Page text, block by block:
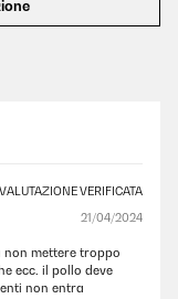
VALUTAZIONE VERIFICATA
21/04/2024
mettere troppo
ecc. il pollo deve
non entra